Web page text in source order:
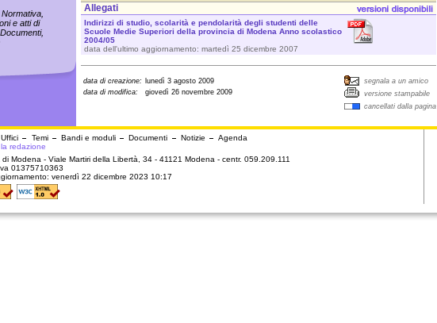
e atti di
Allegati
Indirizzi di studio, scolarità e pendolarità degli studenti delle
Scuole Medie Superiori della provincia di Modena Anno scolastico
2004/05
data dell'ultimo aggiornamento: martedì 25 dicembre 2007
data di creazione:
lunedì 3 agosto 2009
data di modifica:
giovedì 26 novembre 2009
segnala a un amico
versione stampabile
cancellati dalla pagina
Uffici Temi Bandi e moduli Documenti Notizie
Agenda
redazione
di Modena - Viale Martiri della Libertà, 34 - 41121 Modena - centr. 059.209.111
01375710363
venerdì 22 dicembre 2023 10:17